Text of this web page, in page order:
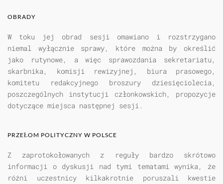
OBRADY
W toku jej obrad sesji omawiano i rozstrzygano
niemal wyłącznie sprawy, które można by określić
jako rutynowe, a więc sprawozdania sekretariatu,
skarbnika, komisji rewizyjnej, biura prasowego,
komitetu redakcyjnego broszury dziesięciolecia,
poszczególnych instytucji członkowskich, propozycje
dotyczące miejsca następnej sesji.
PRZEŁOM POLITYCZNY W POLSCE
Z zaprotokołowanych z reguły bardzo skrótowo
informacji o dyskusji nad tymi tematami wynika, że
różni uczestnicy kilkakrotnie poruszali kwestie